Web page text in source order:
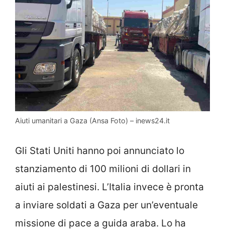
Aiuti umanitari a Gaza (Ansa Foto) – inews24.it
Gli Stati Uniti hanno poi annunciato lo
stanziamento di 100 milioni di dollari in
aiuti ai palestinesi. L’Italia invece è pronta
a inviare soldati a Gaza per un’eventuale
missione di pace a guida araba. Lo ha